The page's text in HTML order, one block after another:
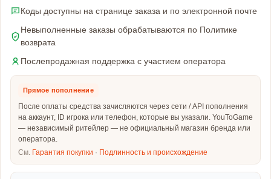
Коды доступны на странице заказа и по электронной почте
Невыполненные заказы обрабатываются по Политике
возврата
Послепродажная поддержка с участием оператора
Прямое пополнение
После оплаты средства зачисляются через сети / API пополнения
на аккаунт, ID игрока или телефон, которые вы указали. YouToGame
— независимый ритейлер — не официальный магазин бренда или
оператора.
См. Гарантия покупки · Подлинность и происхождение